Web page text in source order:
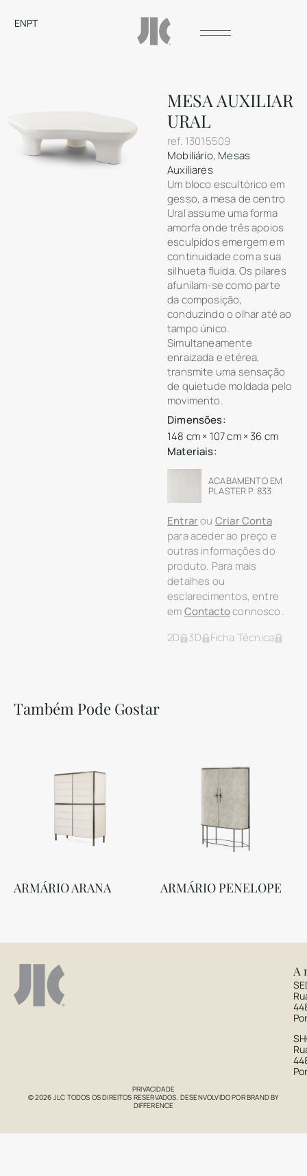
ENPT
MESA AUXILIAR
URAL
ref. 13015509
Mobiliário, Mesas
Auxiliares
Um bloco escultórico em
gesso, a mesa de centro
Ural assume uma forma
amorfa onde três apoios
esculpidos emergem em
continuidade com a sua
silhueta fluida. Os pilares
afunilam-se como parte
da composição,
conduzindo o olhar até ao
tampo único.
Simultaneamente
enraizada e etérea,
transmite uma sensação
de quietude moldada pelo
movimento.
Dimensões:
148 cm × 107 cm × 36 cm
Materiais:
ACABAMENTO EM
PLASTER P. 833
Entrarou Criar Conta
para aceder ao preço e
outras informações do
produto. Para mais
detalhes ou
esclarecimentos, entre
emContactoconnosco.
2D
3D Ficha Técnica
Também Pode Gostar
ARMÁRIO ARANA ARMÁRIO PENELOPE
A
PRIVACIDADE
© 2026 JLC TODOS OS DIREITOS RESERVADOS. DESENVOLVIDO PORBRAND BY
DIFFERENCE